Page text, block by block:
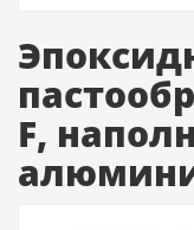
F,